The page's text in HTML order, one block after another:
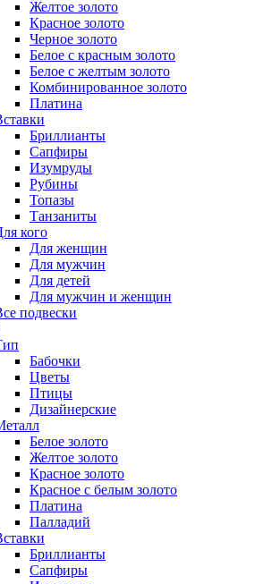
Желтое золото
Красное золото
Черное золото
Белое с красным золото
Белое с желтым золото
Комбинированное золото
Платина
Бриллианты
Сапфиры
Изумруды
Рубины
Топазы
Танзаниты
кого
Для женщин
Для мужчин
Для детей
Для мужчин и женщин
подвески
Бабочки
Цветы
Птицы
Дизайнерские
Белое золото
Желтое золото
Красное золото
Красное с белым золото
Платина
Палладий
Бриллианты
Сапфиры